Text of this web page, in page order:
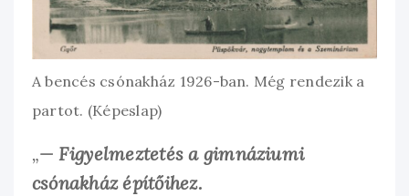
A bencés csónakház 1926-ban. Még rendezik a
partot. (Képeslap)
„— Figyelmeztetés a gimnáziumi
csónakház építőihez.